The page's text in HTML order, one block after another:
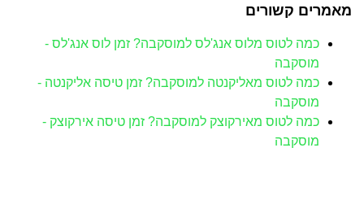
מאמרים קשורים
כמה לטוס מלוס אנג'לס למוסקבה? זמן לוס אנג'לס -
מוסקבה
כמה לטוס מאליקנטה למוסקבה? זמן טיסה אליקנטה -
מוסקבה
כמה לטוס מאירקוצק למוסקבה? זמן טיסה אירקוצק -
מוסקבה